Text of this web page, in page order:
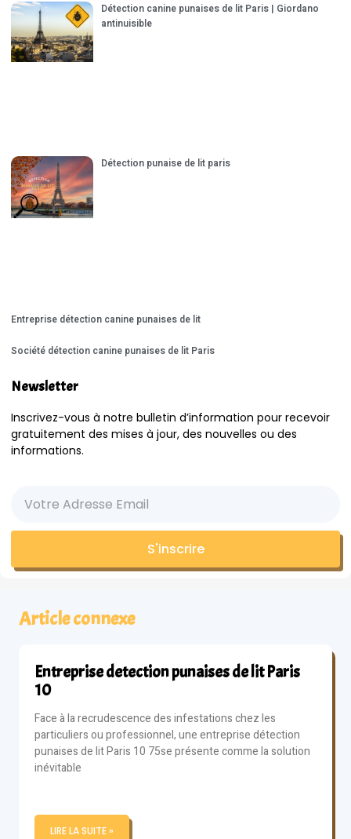
Détection canine punaises de lit Paris | Giordano
antinuisible
Détection punaise de lit paris
Entreprise détection canine punaises de lit
Société détection canine punaises de lit Paris
Newsletter
Inscrivez-vous à notre bulletin d’information pour recevoir
gratuitement des mises à jour, des nouvelles ou des
informations.
S'inscrire
Article connexe
Entreprise detection punaises de lit Paris
10
Face à la recrudescence des infestations chez les
particuliers ou professionnel, une entreprise détection
punaises de lit Paris 10 75se présente comme la solution
inévitable
LIRE LA SUITE »